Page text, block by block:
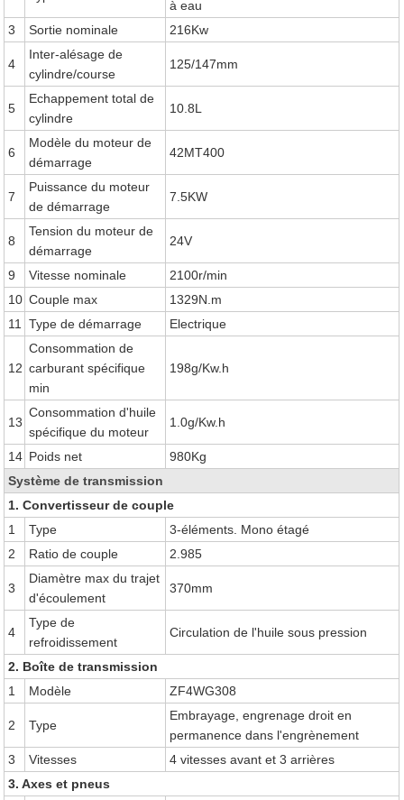
à eau
3
Sortie nominale 216Kw
4
Inter-alésage de
cylindre/course
125/147mm
5
Echappement total de
cylindre
10.8L
6
Modèle du moteur de
démarrage
42MT400
7
Puissance du moteur
de démarrage
7.5KW
8
Tension du moteur de
démarrage
24V
9 Vitesse nominale
2100r/min
10 Couple max
1329N.m
11
Type de démarrage Electrique
12
Consommation de
carburant spécifique
min
198g/Kw.h
13
Consommation d'huile
spécifique du moteur
1.0g/Kw.h
14 Poids net
980Kg
Système de transmission
1. Convertisseur de couple
1
Type
3-éléments. Mono étagé
2
Ratio de couple 2.985
3
Diamètre max du trajet
d'écoulement
370mm
4
Type de
refroidissement
Circulation de l'huile sous pression
2. Boîte de transmission
1
Modèle ZF4WG308
2 Type
Embrayage, engrenage droit en
permanence dans l'engrènement
3
Vitesses
4 vitesses avant et 3 arrières
3. Axes et pneus